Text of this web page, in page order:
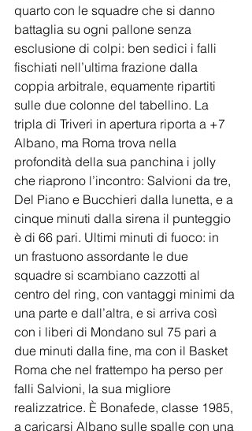
quarto con le squadre che si danno
battaglia su ogni pallone senza
esclusione di colpi: ben sedici i falli
fischiati nell’ultima frazione dalla
coppia arbitrale, equamente ripartiti
sulle due colonne del tabellino. La
tripla di Triveri in apertura riporta a +7
Albano, ma Roma trova nella
profondità della sua panchina i jolly
che riaprono l’incontro: Salvioni da tre,
Del Piano e Bucchieri dalla lunetta, e a
cinque minuti dalla sirena il punteggio
è di 66 pari. Ultimi minuti di fuoco: in
un frastuono assordante le due
squadre si scambiano cazzotti al
centro del ring, con vantaggi minimi da
una parte e dall’altra, e si arriva così
con i liberi di Mondano sul 75 pari a
due minuti dalla fine, ma con il Basket
Roma che nel frattempo ha perso per
falli Salvioni, la sua migliore
realizzatrice. È Bonafede, classe 1985,
a caricarsi Albano sulle spalle con una